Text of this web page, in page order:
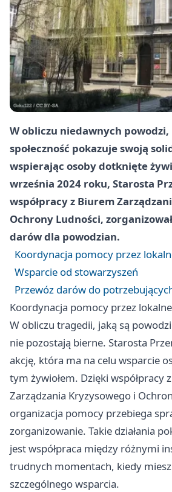
W obliczu niedawnych
społeczność pokazuje swoją
wspierając osoby dotknięte
września 2024 roku, Starosta
współpracy z Biurem
Ochrony Ludności,
darów dla powodzian.
Koordynacja pomocy przez
Wsparcie od stowarzyszeń
Przewóz darów do
Koordynacja pomocy przez lokalne
W obliczu tragedii, jaką są
nie pozostają bierne. Starosta
akcję, która ma na celu wsparcie
tym żywiołem. Dzięki współpracy
Zarządzania Kryzysowego i
organizacja pomocy przebiega
zorganizowanie. Takie działania
jest współpraca między różnymi
trudnych momentach, kiedy
szczególnego wsparcia.